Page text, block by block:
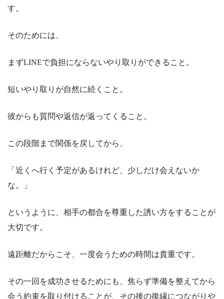
す。
そのためには、
まずLINEで負担にならないやり取りができること。
短いやり取りが自然に続くこと。
彼からも質問や返信が返ってくること。
この段階まで関係を戻してから、
「近くへ行く予定があるけれど、少しだけ会えないか
な。」
というように、相手の都合を尊重した誘い方をすることが
大切です。
遠距離だからこそ、一度会うための時間は貴重です。
その一回を成功させるためにも、焦らず準備を整えてから
会う約束を取り付けることが、その後の復縁につながりや